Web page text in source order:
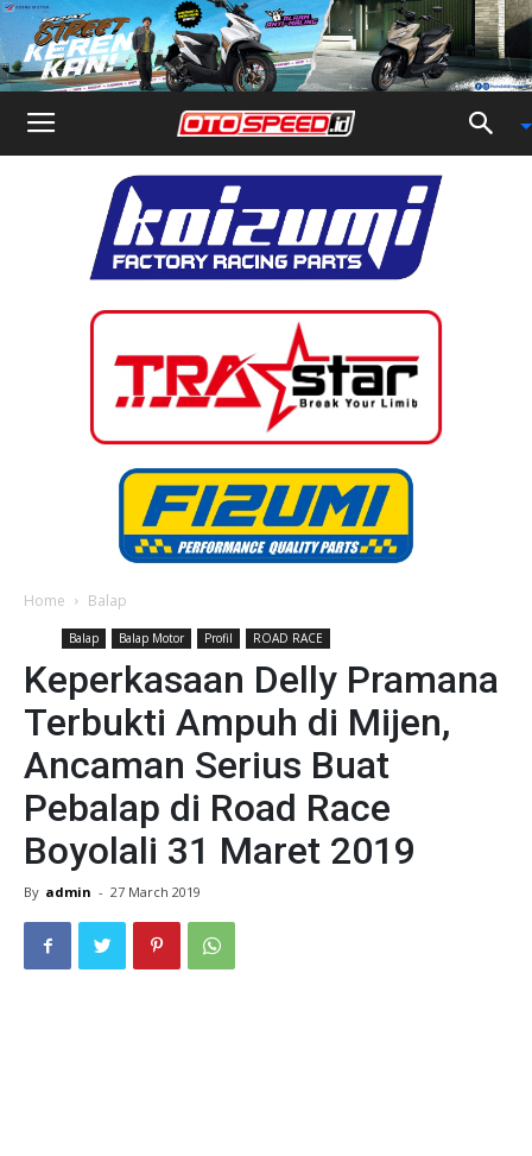
Home Balap
Balap Balap Motor Profil ROAD RACE
Keperkasaan Delly Pramana
Terbukti Ampuh di Mijen,
Ancaman Serius Buat
Pebalap di Road Race
Boyolali 31 Maret 2019
By admin - 27 March 2019